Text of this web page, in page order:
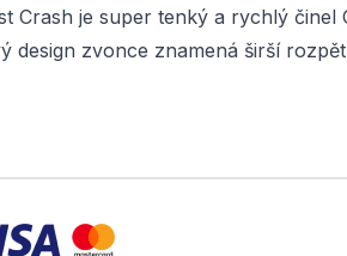
Crash je super tenký a rychlý
zvonce znamená širší